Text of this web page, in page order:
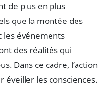
de plus en plus
que la montée des
les événements
des réalités qui
Dans ce cadre, l’action
éveiller les consciences.